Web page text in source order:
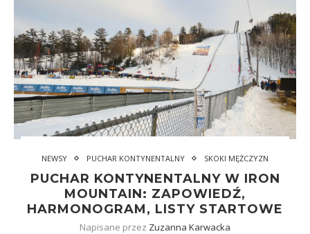
NEWSY PUCHAR KONTYNENTALNY SKOKI MĘŻCZYZN
PUCHAR KONTYNENTALNY W IRON
MOUNTAIN: ZAPOWIEDŹ,
HARMONOGRAM, LISTY STARTOWE
Napisane przez Zuzanna Karwacka